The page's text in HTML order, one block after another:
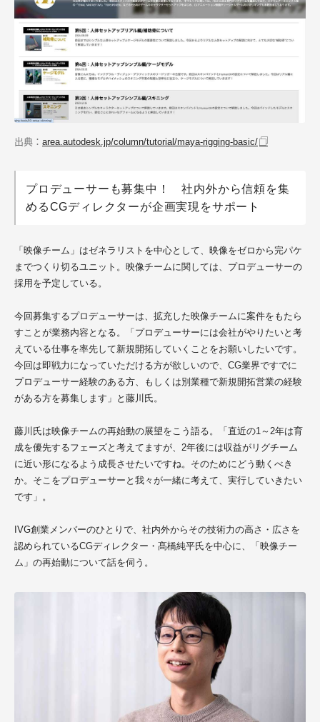
出典： area.autodesk.jp/column/tutorial/maya-rigging-basic/
プロデューサーも募集中！ 社内外から信頼を集
めるCGディレクターが企画実現をサポート
「映像チーム」はゼネラリストを中心として、映像をゼロから完パケ
までつくり切るユニット。映像チームに関しては、プロデューサーの
採用を予定している。
今回募集するプロデューサーは、拡充した映像チームに案件をもたら
すことが業務内容となる。「 プロデューサーには会社がやりたいと考
えている仕事を率先して新規 開拓していくことをお願いしたいです 。
今回は即戦力になっていただける方が欲しいので、CG業界ですでに
プロデューサー経験のある方、もしくは別業種で新規開拓営業の経験
がある方を募集します」と藤川氏。
藤川氏は映像チームの再始動の展望をこう語る。「直近の1～2年は育
成を優先するフェーズと考え てますが、 2年後に は収益がリグチーム
に近い形になるよう成長させたいですね 。そのためにどう動くべき
か。そこをプロデューサーと我々が一緒に考えて、実行していきたい
です」。
IVG創業メンバーのひとりで、社内外からその技術力の高さ・広さを
認められているCGディレクター・髙橋純平氏を中心に、「映像チー
ム」の再始動について話を伺う。